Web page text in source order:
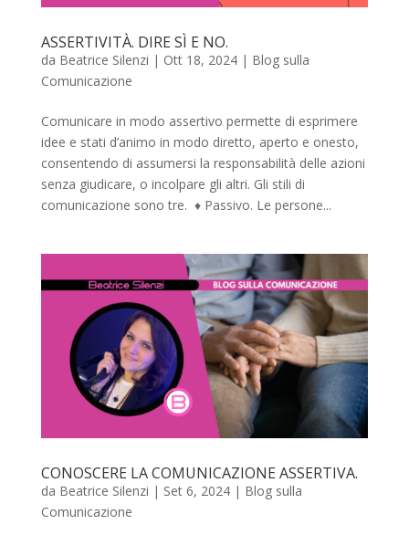
ASSERTIVITÀ. DIRE SÌ E NO.
da Beatrice Silenzi | Ott 18, 2024| Blog sulla
Comunicazione
Comunicare in modo assertivo permette di esprimere
idee e stati d’animo in modo diretto, aperto e onesto,
consentendo di assumersi la responsabilità delle azioni
senza giudicare, o incolpare gli altri. Gli stili di
comunicazione sono tre. ♦︎ Passivo. Le persone...
CONOSCERE LA COMUNICAZIONE ASSERTIVA.
da Beatrice Silenzi | Set 6, 2024| Blog sulla
Comunicazione